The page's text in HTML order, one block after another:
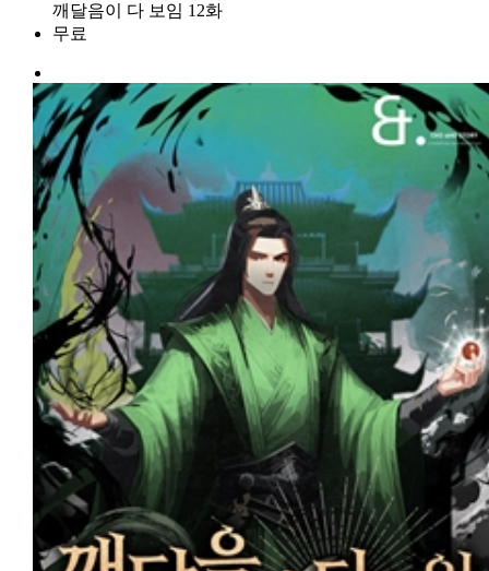
깨달음이 다 보임 12화
무료